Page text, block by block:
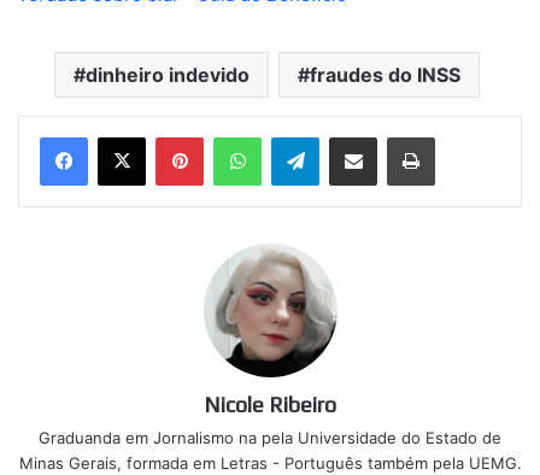
dinheiro indevido fraudes do INSS
PinterestWhatsAppTelegramCompartilhar via e-mail Imprimir
Nicole Ribeiro
Graduanda em Jornalismo na pela Universidade do Estado de
Minas Gerais, formada em Letras - Português também pela UEMG.